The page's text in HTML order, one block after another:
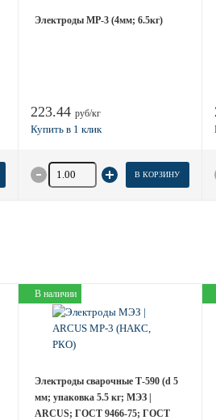
Электроды МР-3 (4мм; 6.5кг)
223.44 руб/кг
Количество товара В КОРЗИНУ
В наличии
Электроды сварочные Т-590 (d 5
мм; упаковка 5.5 кг; МЭЗ |
ARCUS; ГОСТ 9466-75; ГОСТ